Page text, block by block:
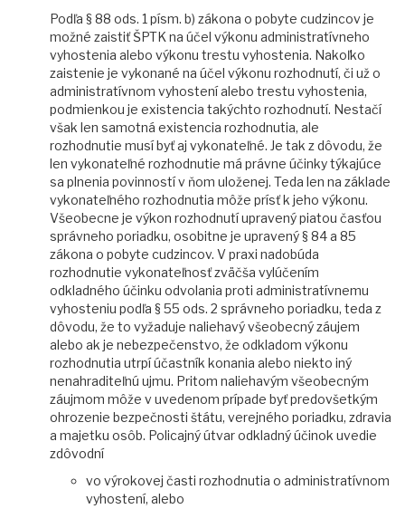
Podľa § 88 ods. 1 písm. b) zákona o pobyte cudzincov je
možné zaistiť ŠPTK na účel výkonu administratívneho
vyhostenia alebo výkonu trestu vyhostenia. Nakoľko
zaistenie je vykonané na účel výkonu rozhodnutí, či už o
administratívnom vyhostení alebo trestu vyhostenia,
podmienkou je existencia takýchto rozhodnutí. Nestačí
však len samotná existencia rozhodnutia, ale
rozhodnutie musí byť aj vykonateľné. Je tak z dôvodu, že
len vykonateľné rozhodnutie má právne účinky týkajúce
sa plnenia povinností v ňom uloženej. Teda len na základe
vykonateľného rozhodnutia môže prísť k jeho výkonu.
Všeobecne je výkon rozhodnutí upravený piatou časťou
správneho poriadku, osobitne je upravený § 84 a 85
zákona o pobyte cudzincov. V praxi nadobúda
rozhodnutie vykonateľnosť zväčša vylúčením
odkladného účinku odvolania proti administratívnemu
vyhosteniu podľa § 55 ods. 2 správneho poriadku, teda z
dôvodu, že to vyžaduje naliehavý všeobecný záujem
alebo ak je nebezpečenstvo, že odkladom výkonu
rozhodnutia utrpí účastník konania alebo niekto iný
nenahraditeľnú ujmu. Pritom naliehavým všeobecným
záujmom môže v uvedenom prípade byť predovšetkým
ohrozenie bezpečnosti štátu, verejného poriadku, zdravia
a majetku osôb. Policajný útvar odkladný účinok uvedie
zdôvodní
vo výrokovej časti rozhodnutia o administratívnom
vyhostení, alebo